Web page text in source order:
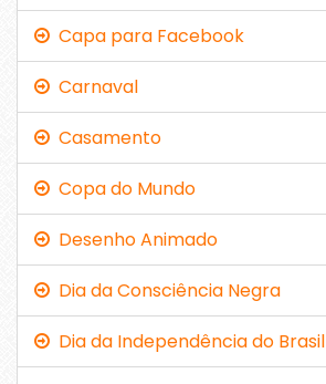
Capa para Facebook
Carnaval
Casamento
Copa do Mundo
Desenho Animado
Dia da Consciência Negra
Dia da Independência do Brasil